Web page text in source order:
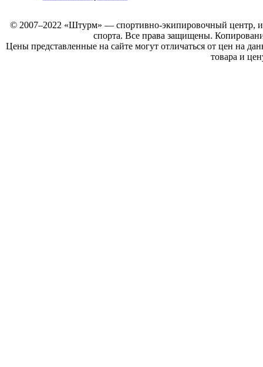
© 2007–2022 «Штурм» — спортивно-экипировочный центр,
спорта. Все права защищены.
Цены представленные на сайте могут отличаться от цен на
товара и